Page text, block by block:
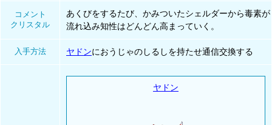
コメント
クリスタル
あくびをするたび、かみついたシェルダーから毒素が
流れ込み知性はどんどん高まっていく。
入手方法 ヤドンにおうじゃのしるしを持たせ通信交換する
ヤドン